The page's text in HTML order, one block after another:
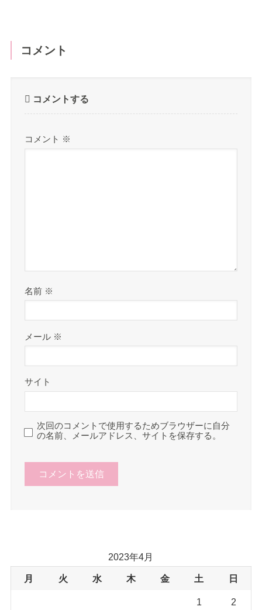
コメント
コメントする
コメント ※
名前 ※
メール ※
サイト
次回のコメントで使用するためブラウザーに自分
の名前、メールアドレス、サイトを保存する。
2023年4月
月 火 水 木 金 土 日
1 2